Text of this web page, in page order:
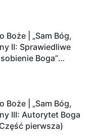
Boże | „Sam Bóg,
II: Sprawiedliwe
Boga”
Boże | „Sam Bóg,
III: Autorytet Boga
pierwsza)